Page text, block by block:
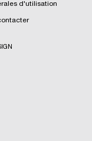
d'utilisation